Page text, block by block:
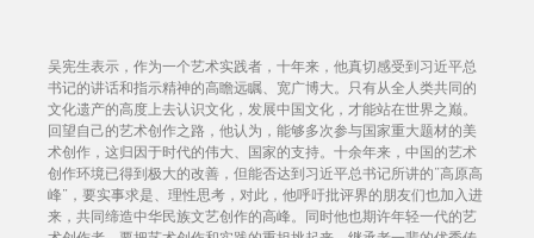
吴宪生表示，作为一个艺术实践者，十年来，他真切感受到习近平总
书记的讲话和指示精神的高瞻远瞩、宽广博大。只有从全人类共同的
文化遗产的高度上去认识文化，发展中国文化，才能站在世界之巅。
回望自己的艺术创作之路，他认为，能够多次参与国家重大题材的美
术创作，这归因于时代的伟大、国家的支持。十余年来，中国的艺术
创作环境已得到极大的改善，但能否达到习近平总书记所讲的“高原高
峰”，要实事求是、理性思考，对此，他呼吁批评界的朋友们也加入进
来，共同缔造中华民族文艺创作的高峰。同时他也期许年轻一代的艺